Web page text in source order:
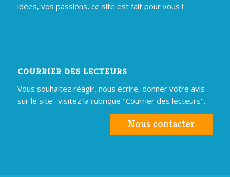
idées, vos passions, ce site est fait pour vous !
COURRIER DES LECTEURS
Vous souhaitez réagir, nous écrire, donner votre avis
sur le site : visitez la rubrique "Courrier des lecteurs".
Nous contacter